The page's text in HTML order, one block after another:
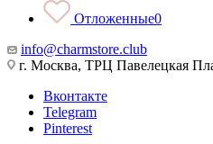
Отложенные0
info@charmstore.club
г. Москва, ТРЦ Павелецкая
Вконтакте
Telegram
Pinterest